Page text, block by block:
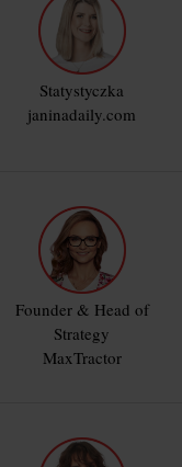
Statystyczka
janinadaily.com
Founder & Head of
Strategy
MaxTractor